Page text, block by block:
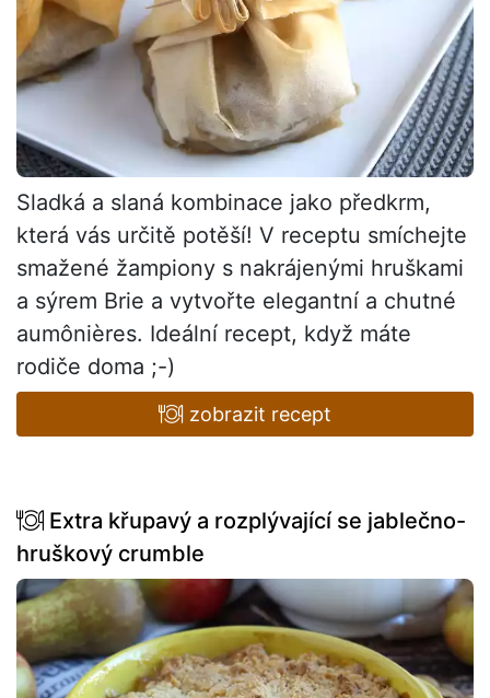
Sladká a slaná kombinace jako předkrm,
která vás určitě potěší! V receptu smíchejte
smažené žampiony s nakrájenými hruškami
a sýrem Brie a vytvořte elegantní a chutné
aumônières. Ideální recept, když máte
rodiče doma ;-)
zobrazit recept
Extra křupavý a rozplývající se jablečno-
hruškový crumble